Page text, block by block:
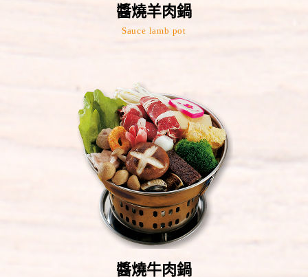
醬燒羊肉鍋
Sauce lamb pot
醬燒牛肉鍋